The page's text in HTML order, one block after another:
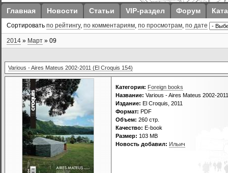
Главная Новости Статьи VIP-раздел Форум
Сортировать по рейтингу, по комментариям, по просмотрам, по дате
2014 » Март » 09
Various - Aires Mateus 2002-2011 (El Croquis 154)
Категория: Foreign books
Название: Various - Aires Mateus 2002-
Издание: El Croquis, 2011
Формат: PDF
Объем: 260 стр.
Качество: E-book
Размер: 103 MB
Новость добавил: Ильич